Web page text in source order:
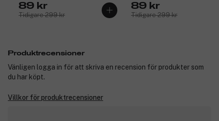
89 kr
Tidigare 299 kr
89 kr
Tidigare 299 kr
Produktrecensioner
Vänligen logga in för att skriva en recension för produkter som
du har köpt.
Villkor för produktrecensioner